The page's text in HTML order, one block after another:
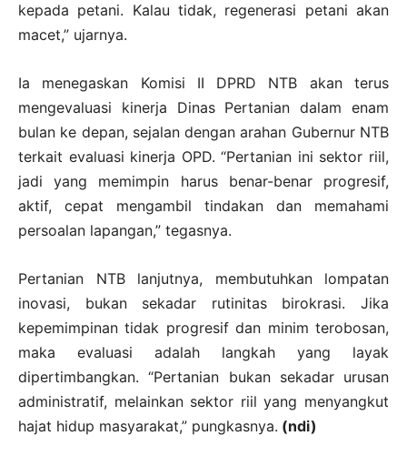
kepada petani. Kalau tidak, regenerasi petani akan
macet,” ujarnya.
Ia menegaskan Komisi II DPRD NTB akan terus
mengevaluasi kinerja Dinas Pertanian dalam enam
bulan ke depan, sejalan dengan arahan Gubernur NTB
terkait evaluasi kinerja OPD. “Pertanian ini sektor riil,
jadi yang memimpin harus benar-benar progresif,
aktif, cepat mengambil tindakan dan memahami
persoalan lapangan,” tegasnya.
Pertanian NTB lanjutnya, membutuhkan lompatan
inovasi, bukan sekadar rutinitas birokrasi. Jika
kepemimpinan tidak progresif dan minim terobosan,
maka evaluasi adalah langkah yang layak
dipertimbangkan. “Pertanian bukan sekadar urusan
administratif, melainkan sektor riil yang menyangkut
hajat hidup masyarakat,” pungkasnya. (ndi)